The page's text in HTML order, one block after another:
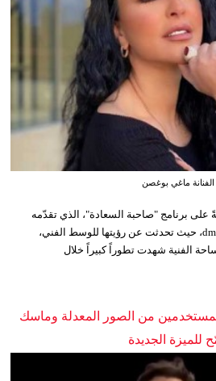
الفنانة ماغي بوغصن
برنامج "صاحبة السعادة"، الذي تقدّمه
الفنانة إسعاد يونس على قناة dmc، حيث تحدثت عن رؤيتها للوسط الفني،
الفنية شهدت تطوراً كبيراً خلال
من الصور المعدلة وماسك
للميزة الجديدة